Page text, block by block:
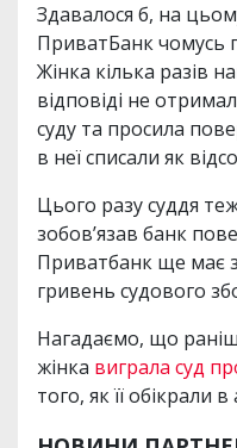
Здавалося б, на
ПриватБанк чомусь
Жінка кілька разів
відповіді не
суду та просила
в неї списали як
Цього разу суддя
зобов’язав банк
Приватбанк ще має
гривень судового
Нагадаємо, що
жінка виграла суд
того, як її обікрали в